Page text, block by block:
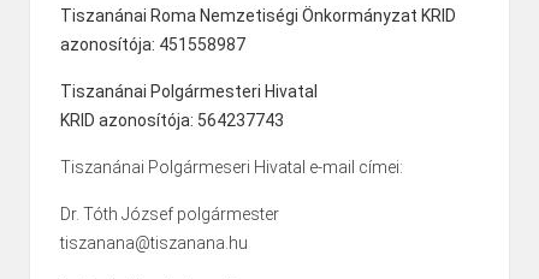
Tiszanánai Roma Nemzetiségi Önkormányzat KRID
azonosítója: 451558987
Tiszanánai Polgármesteri Hivatal
KRID azonosítója: 564237743
Tiszanánai Polgármeseri Hivatal e-mail címei:
Dr. Tóth József polgármester
tiszanana@tiszanana.hu